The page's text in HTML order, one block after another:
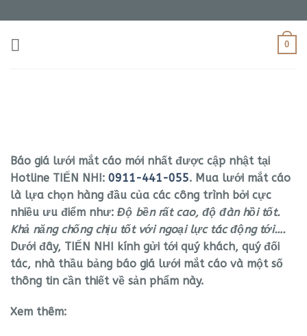
qua
nội
0
Báo giá lưới mắt cáo mới nhất được cập nhật tại
Hotline TIẾN NHI: 0911-441-055. Mua lưới mắt cáo
là lựa chọn hàng đầu của các công trình bởi cực
nhiều ưu điểm như: Độ bền rất cao, độ đàn hồi tốt.
Khả năng chống chịu tốt với ngoại lực tác động tới….
Dưới đây, TIẾN NHI kính gửi tới quý khách, quý đối
tác, nhà thầu bảng báo giá lưới mắt cáo và một số
thông tin cần thiết về sản phẩm này.
Xem thêm: